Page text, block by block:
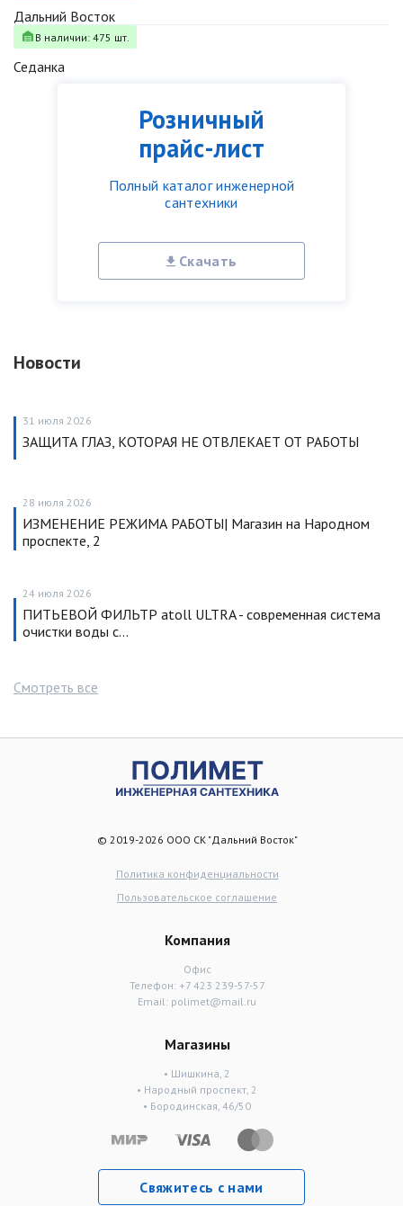
Розничный
прайс-лист
Полный каталог инженерной
сантехники
Скачать
Новости
31 июля 2026
ЗАЩИТА ГЛАЗ, КОТОРАЯ НЕ ОТВЛЕКАЕТ ОТ РАБОТЫ
28 июля 2026
ИЗМЕНЕНИЕ РЕЖИМА РАБОТЫ| Магазин на Народном
проспекте, 2
24 июля 2026
ПИТЬЕВОЙ ФИЛЬТР atoll ULTRA - современная система
очистки воды с…
Смотреть все
Дальний Восток
В наличии: 475 шт.
Седанка
© 2019-2026 ООО СК "Дальний Восток"
Политика конфиденциальности
Пользовательское соглашение
Компания
Офис
Телефон: +7 423 239-57-57
Email: polimet@mail.ru
Магазины
• Шишкина, 2
• Народный проспект, 2
• Бородинская, 46/50
Свяжитесь с нами